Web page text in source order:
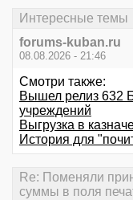
Интересные темы
forums-kuban.ru
08.08.2026 - 21:46
Смотри также:
Вышел релиз 632
учреждений
Выгрузка в
История для
Re: Поменяли
суммы в поля